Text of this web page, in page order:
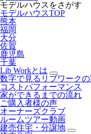
モデルハウスをさがす
モデルハウスTOP
熊本
福岡
大分
佐賀
鹿児島
千葉
Lib Workとは
数字で見るリブワークの
コストパフォーマンス
家ができるまでの流れ
ご購入者様の声
オーナーズクラブ
ルームツアー動画
建売住宅・分譲地